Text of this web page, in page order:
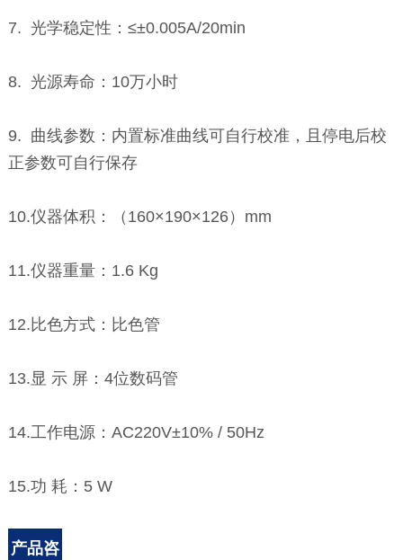
7. 光学稳定性：≤±0.005A/20min
8. 光源寿命：10万小时
9. 曲线参数：内置标准曲线可自行校准，且停电后校
正参数可自行保存
10.仪器体积：（160×190×126）mm
11.仪器重量：1.6 Kg
12.比色方式：比色管
13.显 示 屏：4位数码管
14.工作电源：AC220V±10% / 50Hz
15.功 耗：5 W
产品咨